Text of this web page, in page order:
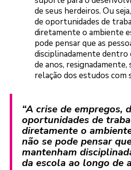
de seus herdeiros. Ou
de oportunidades de
diretamente o ambiente
pode pensar que as
disciplinadamente dentro
de anos, resignadamente,
relação dos estudos com
“A crise de empregos,
oportunidades de
diretamente o
não se pode pensar
mantenham
da escola ao longo de